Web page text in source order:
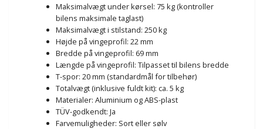
Maksimalvægt under kørsel: 75 kg (kontroller
bilens maksimale taglast)
Maksimalvægt i stilstand: 250 kg
Højde på vingeprofil: 22 mm
Bredde på vingeprofil: 69 mm
Længde på vingeprofil: Tilpasset til bilens bredde
T-spor: 20 mm (standardmål for tilbehør)
Totalvægt (inklusive fuldt kit): ca. 5 kg
Materialer: Aluminium og ABS-plast
TÜV-godkendt: Ja
Farvemuligheder: Sort eller sølv